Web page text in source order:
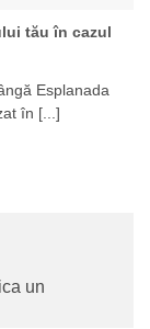
tău în cazul
Esplanada
în [...]
un